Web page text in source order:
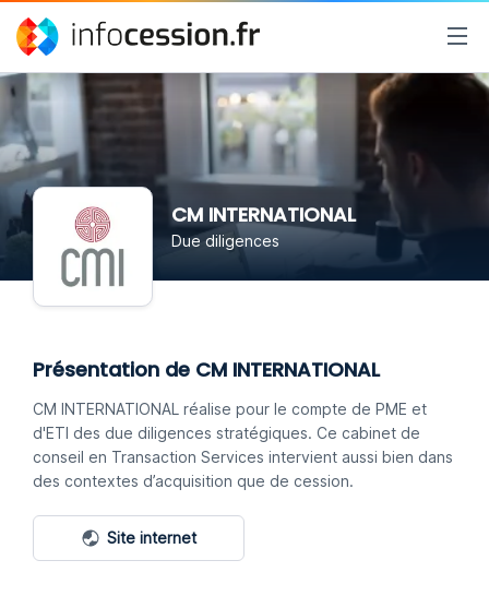
CM INTERNATIONAL
Due diligences
Présentation de CM INTERNATIONAL
CM INTERNATIONAL réalise pour le compte de PME et
d'ETI des due diligences stratégiques. Ce cabinet de
conseil en Transaction Services intervient aussi bien dans
des contextes d’acquisition que de cession.
Site internet